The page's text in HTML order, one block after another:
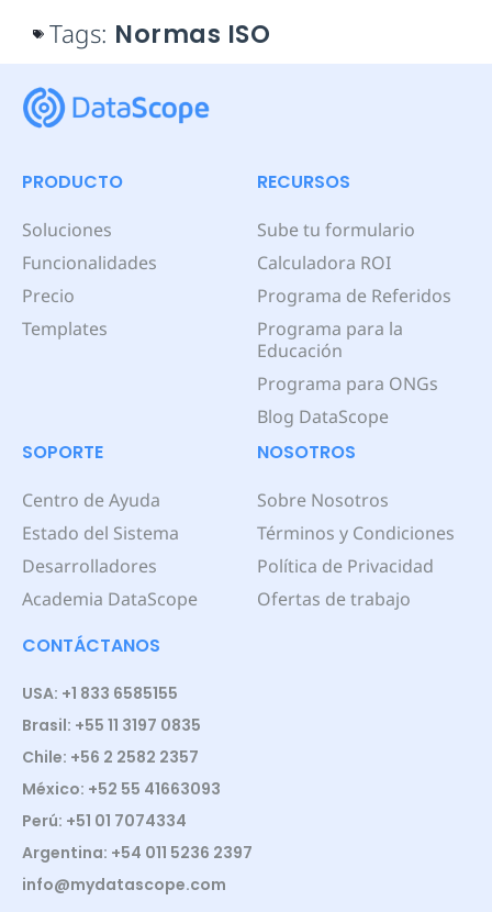
Tags: Normas ISO
PRODUCTO
Soluciones
Funcionalidades
Precio
Templates
RECURSOS
Sube tu formulario
Calculadora ROI
Programa de Referidos
Programa para la
Educación
Programa para ONGs
Blog DataScope
SOPORTE
Centro de Ayuda
Estado del Sistema
Desarrolladores
Academia DataScope
NOSOTROS
Sobre Nosotros
Términos y Condiciones
Política de Privacidad
Ofertas de trabajo
CONTÁCTANOS
USA: +1 833 6585155
Brasil: +55 11 3197 0835
Chile: +56 2 2582 2357
México: +52 55 41663093
Perú: +51 01 7074334
Argentina: +54 011 5236 2397
info@mydatascope.com